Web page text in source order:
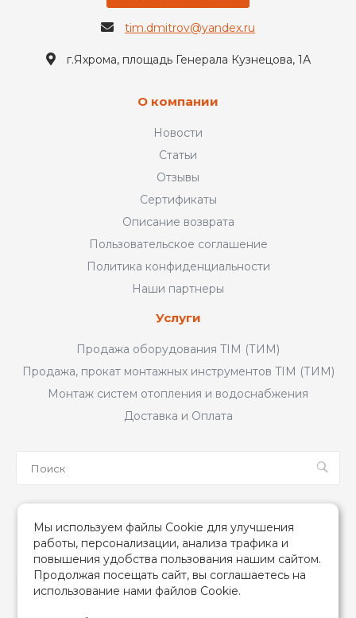
tim.dmitrov@yandex.ru
г.Яхрома, площадь Генерала Кузнецова, 1А
О компании
Новости
Статьи
Отзывы
Сертификаты
Описание возврата
Пользовательское соглашение
Политика конфиденциальности
Наши партнеры
Услуги
Продажа оборудования TIM (ТИМ)
Продажа, прокат монтажных инструментов TIM (ТИМ)
Монтаж систем отопления и водоснабжения
Доставка и Оплата
Мы используем файлы Cookie для улучшения
работы, персонализации, анализа трафика и
повышения удобства пользования нашим сайтом.
Продолжая посещать сайт, вы соглашаетесь на
использование нами файлов Cookie.